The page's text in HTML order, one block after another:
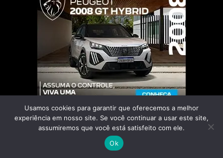
Usamos cookies para garantir que oferecemos a melhor
experiência em nosso site. Se você continuar a usar este site,
assumiremos que você está satisfeito com ele.
Ok